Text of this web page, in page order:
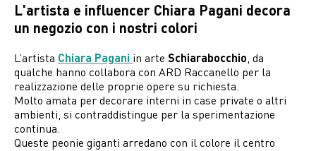
L'artista e influencer Chiara Pagani decora
un negozio con i nostri colori
L’artista Chiara Pagani in arte Schiarabocchio, da
qualche hanno collabora con ARD Raccanello per la
realizzazione delle proprie opere su richiesta.
Molto amata per decorare interni in case private o altri
ambienti, si contraddistingue per la sperimentazione
continua.
Queste peonie giganti arredano con il colore il centro